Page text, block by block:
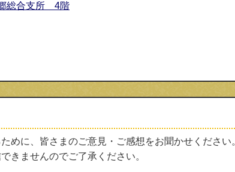
総合支所 4階
めに、皆さまのご意見・ご感想をお聞かせください
きませんのでご了承ください。